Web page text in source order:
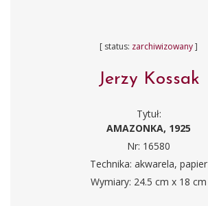
[ status: zarchiwizowany]
Jerzy Kossak
Tytuł:
AMAZONKA, 1925
Nr: 16580
Technika: akwarela, papier
Wymiary: 24.5 cm x 18 cm